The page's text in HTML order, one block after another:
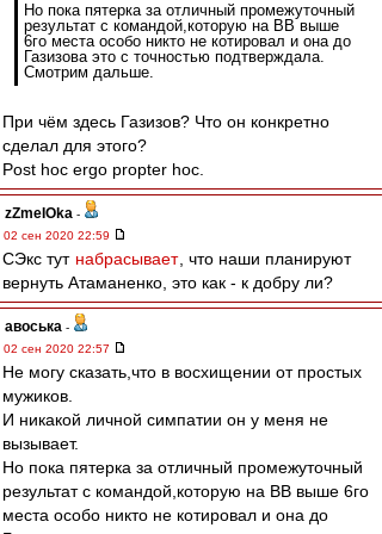
Но пока пятерка за отличный промежуточный
результат с командой,которую на ВВ выше
6го места особо никто не котировал и она до
Газизова это с точностью подтверждала.
Смотрим дальше.
При чём здесь Газизов? Что он конкретно
сделал для этого?
Post hoc ergo propter hoc.
zZmeIOka -
02 сен 2020 22:59
СЭкс тут набрасывает , что наши планируют
вернуть Атаманенко, это как - к добру ли?
авоська -
02 сен 2020 22:57
Не могу сказать,что в восхищении от простых
мужиков.
И никакой личной симпатии он у меня не
вызывает.
Но пока пятерка за отличный промежуточный
результат с командой,которую на ВВ выше 6го
места особо никто не котировал и она до